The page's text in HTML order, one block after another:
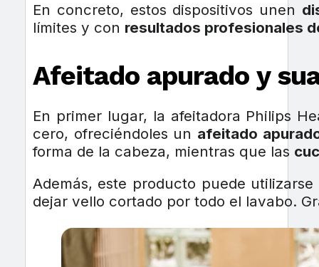
En concreto, estos dispositivos unen
límites y con resultados profesionales
Afeitado apurado y
En primer lugar, la afeitadora Philips
cero, ofreciéndoles un afeitado
forma de la cabeza, mientras que las
Además, este producto puede utilizarse
dejar vello cortado por todo el lavabo.